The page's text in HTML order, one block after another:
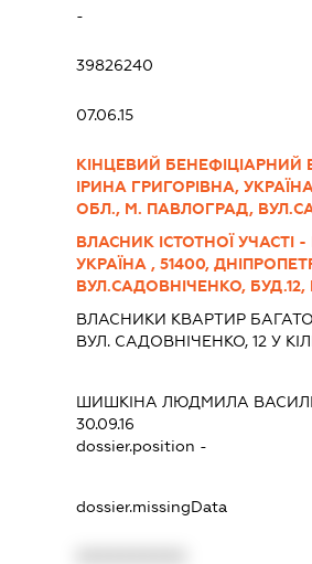
-
39826240
07.06.15
КІНЦЕВИЙ
ІРИНА ГРИГОРІВНА,
ОБЛ., М. ПАВЛОГРАД,
ВЛАСНИК ІСТОТНОЇ УЧАСТІ
УКРАЇНА , 51400,
ВУЛ.САДОВНІЧЕНКО, БУД.12,
ВЛАСНИКИ КВАРТИР
ВУЛ. САДОВНІЧЕНКО, 12 У
ШИШКІНА ЛЮДМИЛА
30.09.16
dossier.position -
dossier.missingData